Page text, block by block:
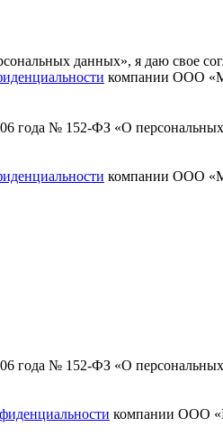
данных», я даю свое
компании ООО
года № 152-ФЗ «О
компании ООО
года № 152-ФЗ «О
компании ООО